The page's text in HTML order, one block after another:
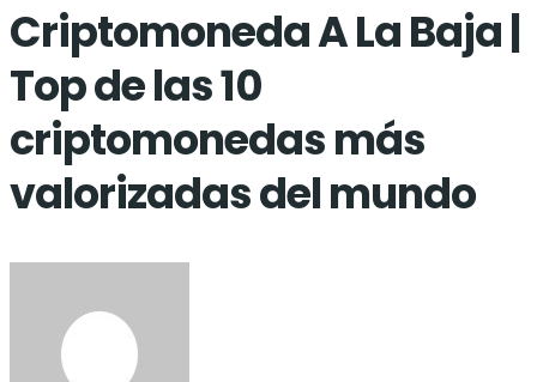
Criptomoneda A La Baja |
Top de las 10
criptomonedas más
valorizadas del mundo